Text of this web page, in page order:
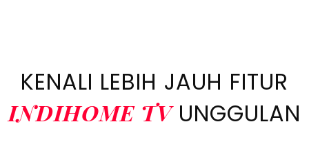
KENALI LEBIH JAUH FITUR
INDIHOME TVUNGGULAN